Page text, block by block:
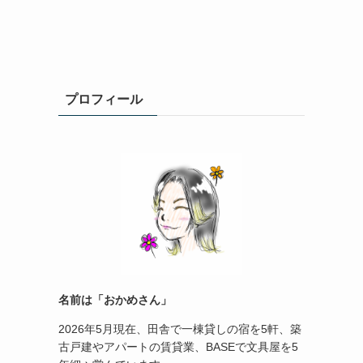
プロフィール
名前は「おかめさん」
2026年5月現在、田舎で一棟貸しの宿を5軒、築
古戸建やアパートの賃貸業、BASEで文具屋を5